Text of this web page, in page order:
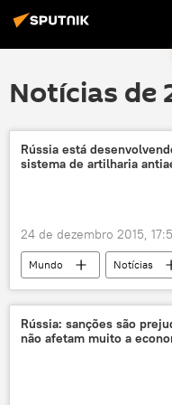
Notícias de
Rússia está
sistema de artilharia
24 de dezembro 2015,
Mundo
Notícias
Ministério da Defesa (Rússia)
sistema
sistema
Rússia: sanções são
não afetam muito a